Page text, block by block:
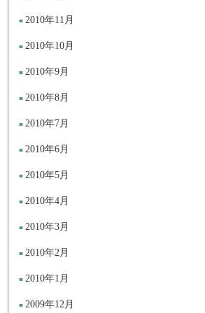
2010年11月
2010年10月
2010年9月
2010年8月
2010年7月
2010年6月
2010年5月
2010年4月
2010年3月
2010年2月
2010年1月
2009年12月